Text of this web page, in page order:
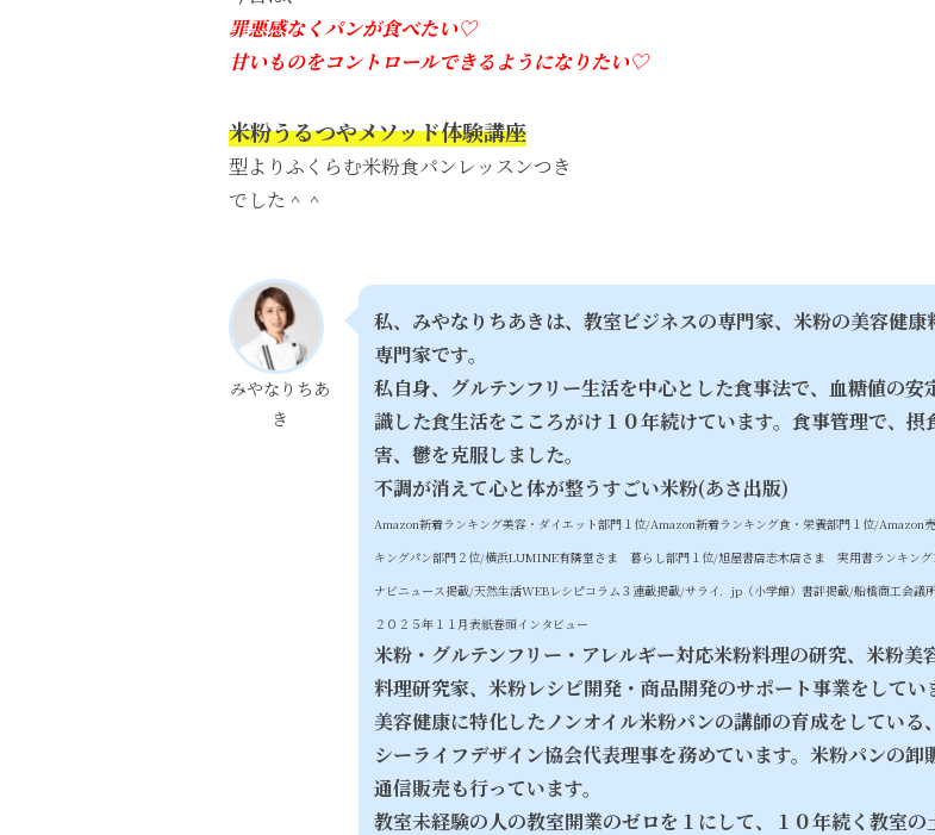
罪悪感なくパンが食べたい♡
甘いものをコントロールできるようになりたい♡
米粉うるつやメソッド体験講座
型よりふくらむ米粉食パンレッスンつき
でした＾＾
みやなりちあ
き
私、みやなりちあきは、教室ビジネスの専門家、米粉の美容健康
専門家です。
私自身、 グルテンフリー生活を中心とした食事法で、血糖値の安
識した食生活をこころがけ１０年続けています。食事管理で、摂
害、鬱を克服しました。
不調が消えて心と体が整うすごい米粉(あさ出版)
Amazon新着ランキング美容・ダイエット部門１位/Amazon新着ランキング食・栄養部門１位/Amazon
キングパン部門２位/横浜LUMINE有隣堂さま 暮らし部門１位/旭屋書店志木店さま 実用書ランキン
ナビニュース掲載/天然生活WEBレシピコラム３連載掲載/サライ．jp（小学館）書評掲載/船橋商工会議
２０２５年１１月表紙巻頭インタビュー
米粉・グルテンフリー・アレルギー対応米粉料理の研究、米粉美
料理研究家、米粉レシピ開発・商品開発のサポート事業をしてい
美容健康に特化したノンオイル米粉パンの講師の育成をしている
シーライフデザイン協会代表理事を務めています。米粉パンの卸
通信販売も行っています。
教室未経験の人の教室開業のゼロを１にして、１０年続く教室の